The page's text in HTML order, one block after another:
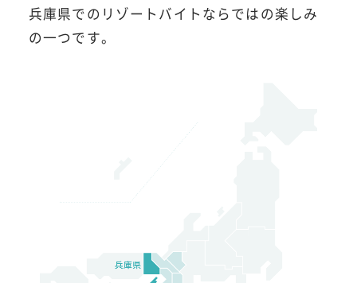
兵庫県でのリゾートバイトならではの楽しみ
の一つです。